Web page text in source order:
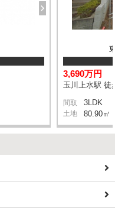
3,690万円
玉川上水駅 徒
間取 3LDK
土地 80.90㎡